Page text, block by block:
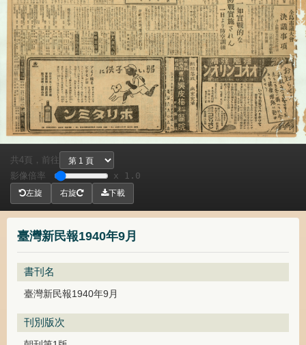
臺灣新民報1940年9月
書刊名
臺灣新民報1940年9月
刊別版次
共4頁，
前往
影像倍率
x 1.0
左旋 右旋 下載